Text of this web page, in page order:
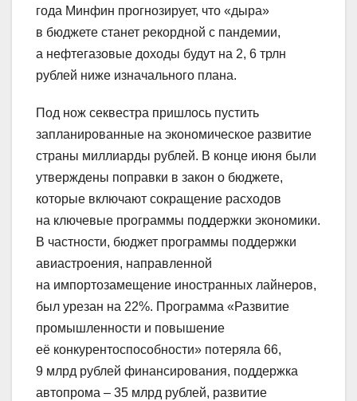
года Минфин прогнозирует, что «дыра»
в бюджете станет рекордной с пандемии,
а нефтегазовые доходы будут на 2, 6 трлн
рублей ниже изначального плана.
Под нож секвестра пришлось пустить
запланированные на экономическое развитие
страны миллиарды рублей. В конце июня были
утверждены поправки в закон о бюджете,
которые включают сокращение расходов
на ключевые программы поддержки экономики.
В частности, бюджет программы поддержки
авиастроения, направленной
на импортозамещение иностранных лайнеров,
был урезан на 22%. Программа «Развитие
промышленности и повышение
её конкурентоспособности» потеряла 66,
9 млрд рублей финансирования, поддержка
автопрома – 35 млрд рублей, развитие